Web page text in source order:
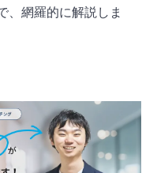
、網羅的に解説しま